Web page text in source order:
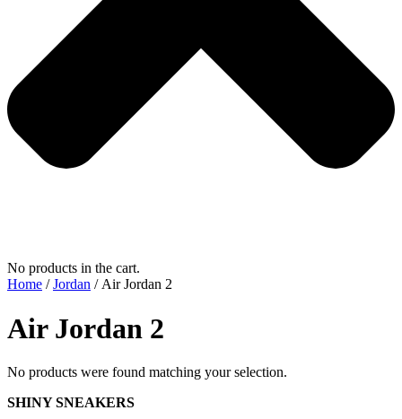
No products in the cart.
Home /Jordan / Air Jordan 2
Air Jordan 2
No products were found matching your selection.
SHINY SNEAKERS